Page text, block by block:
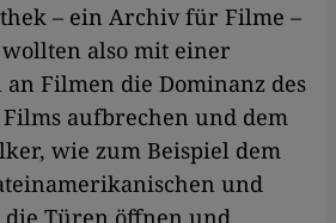
– ein Archiv für Filme –
also mit einer
Filmen die Dominanz des
aufbrechen und dem
wie zum Beispiel dem
und
Türen öffnen und